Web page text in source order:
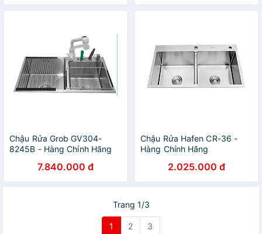
Chậu Rửa Grob GV304-
8245B - Hàng Chính Hãng
7.840.000 đ
Chậu Rửa Hafen CR-36 -
Hàng Chính Hãng
2.025.000 đ
Trang 1/3
1 2 3